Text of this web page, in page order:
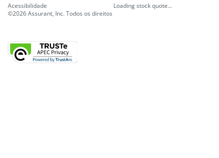
©2026 Assurant, Inc. Todos os direitos
Acessibilidade Loading stock quote...